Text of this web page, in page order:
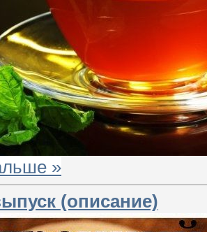
»
(описание)